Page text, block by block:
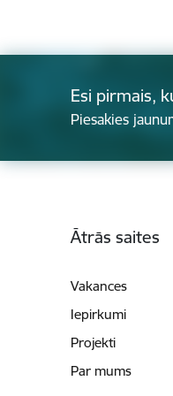
Esi pirmais,
Piesakies
Ātrās saites
Vakances
Iepirkumi
Projekti
Par mums